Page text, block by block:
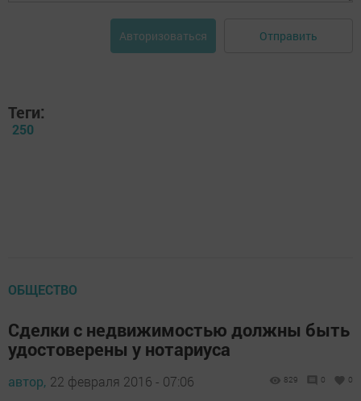
Авторизоваться Отправить
Теги:
250
ОБЩЕСТВО
Сделки с недвижимостью должны быть
удостоверены у нотариуса
автор, 22 февраля 2016 - 07:06 829 0 0